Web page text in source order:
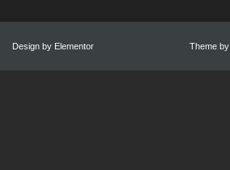
Theme by
Design by Elementor